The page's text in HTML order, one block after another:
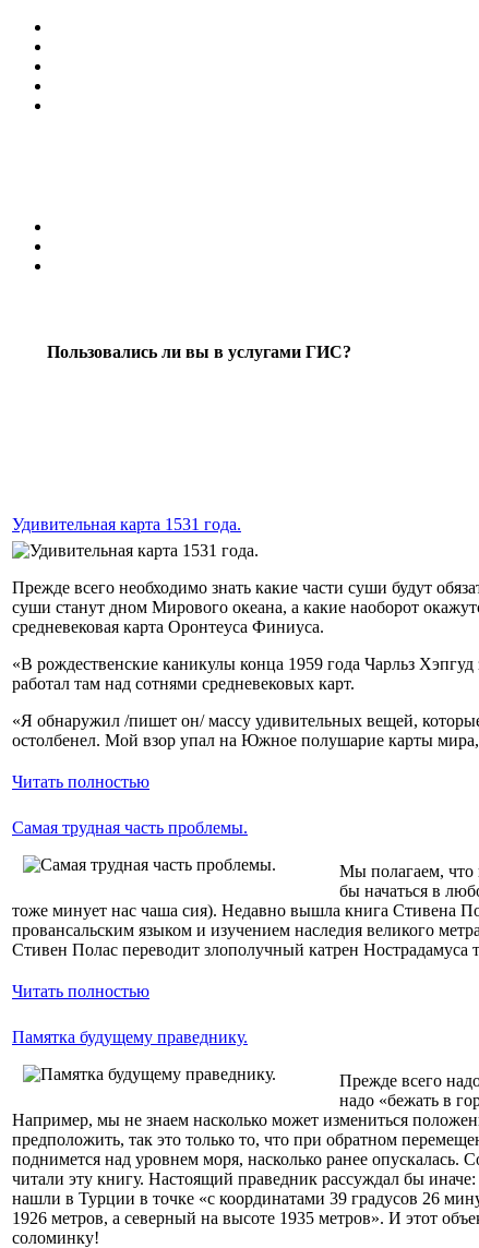
Пользовались ли вы в услугами ГИС?
Удивительная карта 1531 года.
Прежде всего необходимо знать какие части суши будут
суши станут дном Мирового океана, а какие наоборот
средневековая карта Оронтеуса Финиуса.
«В рождественские каникулы конца 1959 года Чарльз
работал там над сотнями средневековых карт.
«Я обнаружил /пишет он/ массу удивительных вещей,
остолбенел. Мой взор упал на Южное полушарие карты
Читать полностью
Самая трудная часть проблемы.
Мы полагаем, что
бы начаться в
тоже минует нас чаша сия). Недавно вышла книга Стивена
провансальским языком и изучением наследия великого
Стивен Полас переводит злополучный катрен Нострадамуса
Читать полностью
Памятка будущему праведнику.
Прежде всего
надо «бежать в
Например, мы не знаем насколько может измениться
предположить, так это только то, что при обратном
поднимется над уровнем моря, насколько ранее
читали эту книгу. Настоящий праведник рассуждал бы
нашли в Турции в точке «с координатами 39 градусов 26
1926 метров, а северный на высоте 1935 метров». И этот
соломинку!